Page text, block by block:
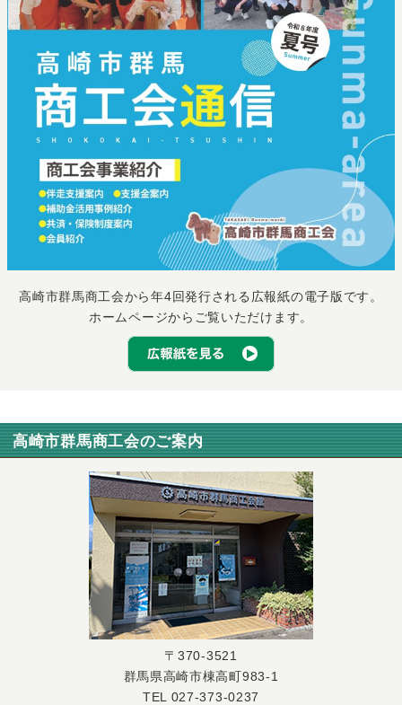
高崎市群馬商工会から年4回発行される広報紙の電子版です。
ホームページからご覧いただけます。
高崎市群馬商工会のご案内
〒370-3521
群馬県高崎市棟高町983-1
TEL 027-373-0237